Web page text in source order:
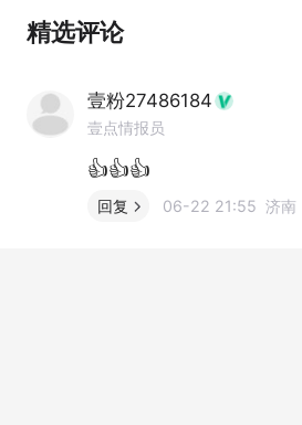
精选评论
壹粉27486184
壹点情报员
👍👍👍
回复 06-22 21:55 济南